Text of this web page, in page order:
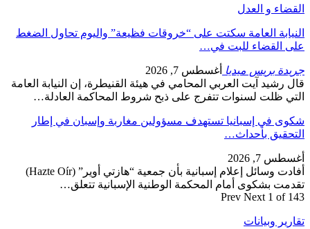
القضاء و العدل
النيابة العامة سكتت على “خروقات فظيعة” واليوم تحاول الضغط
على القضاء للبت في…
جريدة بريس ميديا أغسطس 7, 2026
قال رشيد آيت العربي المحامي في هيئة القنيطرة، إن النيابة العامة
التي ظلت لسنوات تتفرج على ذبح شروط المحاكمة العادلة…
شكوى في إسبانيا تستهدف مسؤولين مغاربة وإسبان في إطار
التحقيق بأحداث…
أغسطس 7, 2026
أفادت وسائل إعلام إسبانية بأن جمعية “هازتي أوير” (Hazte Oír)
تقدمت بشكوى أمام المحكمة الوطنية الإسبانية تتعلق…
Prev Next 1 of 143
تقارير وبيانات